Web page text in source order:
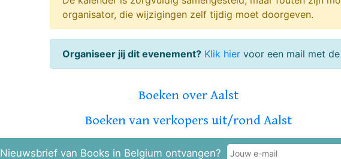
organisator, die wijzigingen zelf tijdig moet doorgeven.
Organiseer jij dit evenement? Klik hier voor een mail met
Boeken over Aalst
Boeken van verkopers uit/rond Aalst
Nieuwsbrief van Books in Belgium ontvangen?